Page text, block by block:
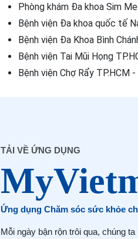
Phòng khám Đa khoa Sim
Bệnh viện Đa khoa quốc tế
Bệnh viện Đa Khoa Bình
Bệnh viện Tai Mũi Họng
Bệnh viện Chợ Rẩy
TẢI VỀ ỨNG DỤNG
Ứng dụng Chăm sóc sức khỏe
Mỗi ngày bận rộn trôi qua, chúng